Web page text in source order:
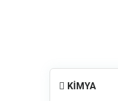
KIMYA